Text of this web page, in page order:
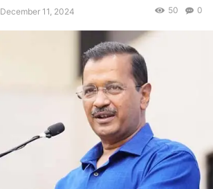
December 11, 2024 0
50